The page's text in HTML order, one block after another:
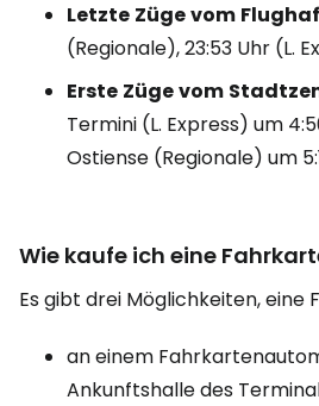
Letzte Zügevom
(Regionale), 23:53 Uhr (L.
Erste Zügevom
Termini (L. Express) um
Ostiense (Regionale) um
Wie kaufe ich eine
Es gibt drei Möglichkeiten, eine
an einem
Ankunftshalle des